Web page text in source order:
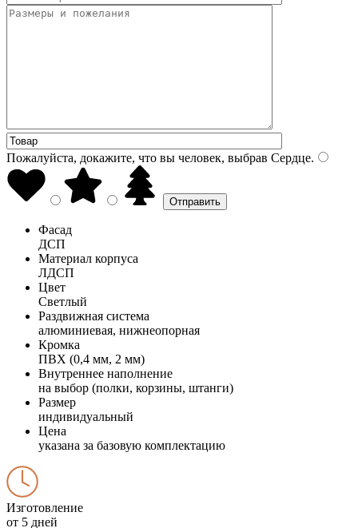
Пожалуйста, докажите, что вы человек, выбрав Сердце.
Фасад
ДСП
Материал корпуса
ЛДСП
Цвет
Светлый
Раздвижная система
алюминиевая, нижнеопорная
Кромка
ПВХ (0,4 мм, 2 мм)
Внутреннее наполнение
на выбор (полки, корзины, штанги)
Размер
индивидуальный
Цена
указана за базовую комплектацию
Изготовление
от 5 дней